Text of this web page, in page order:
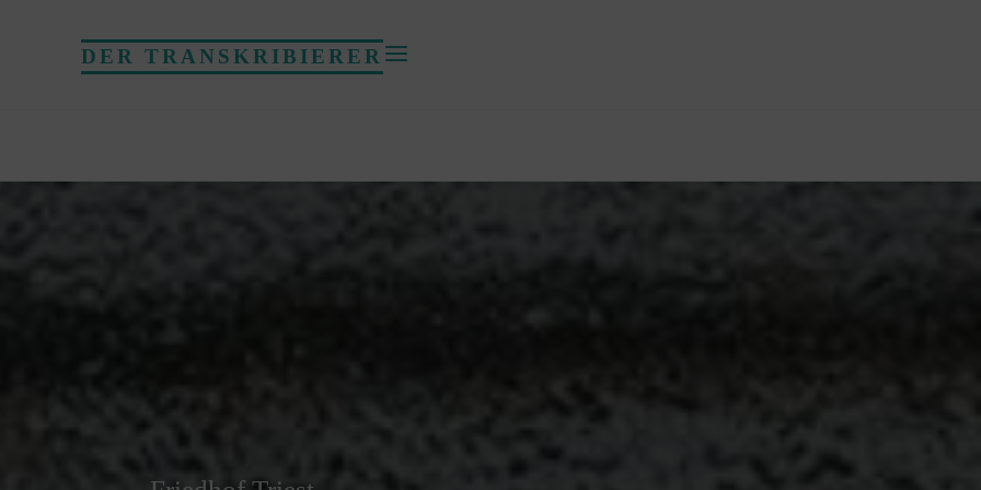
DER TRANSKRIBIERER